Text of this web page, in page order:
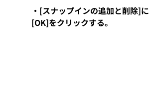
・[スナップインの追加と削除]に
[OK]をクリックする。